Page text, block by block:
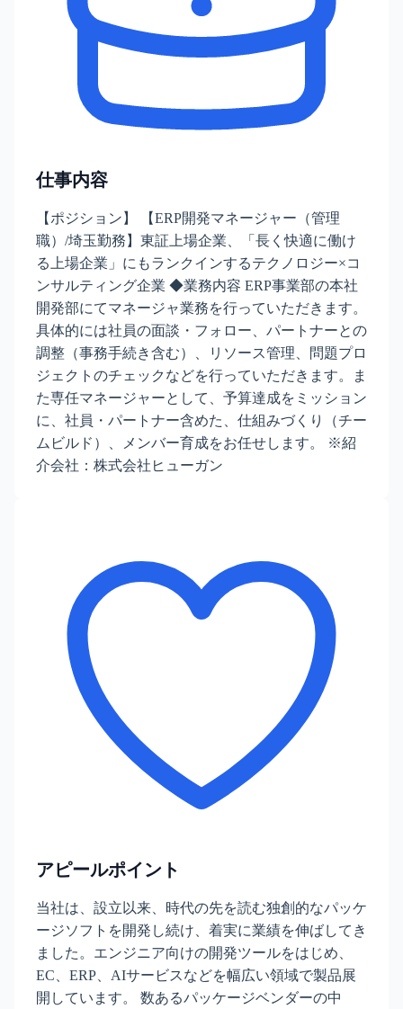
仕事内容
【ポジション】 【ERP開発マネージャー（管理
職）/埼玉勤務】東証上場企業、「長く快適に働け
る上場企業」にもランクインするテクノロジー×コ
ンサルティング企業 ◆業務内容 ERP事業部の本社
開発部にてマネージャ業務を行っていただきます。
具体的には社員の面談・フォロー、パートナーとの
調整（事務手続き含む）、リソース管理、問題プロ
ジェクトのチェックなどを行っていただきます。ま
た専任マネージャーとして、予算達成をミッション
に、社員・パートナー含めた、仕組みづくり（チー
ムビルド）、メンバー育成をお任せします。 ※紹
介会社：株式会社ヒューガン
アピールポイント
当社は、設立以来、時代の先を読む独創的なパッケ
ージソフトを開発し続け、着実に業績を伸ばしてき
ました。エンジニア向けの開発ツールをはじめ、
EC、ERP、AIサービスなどを幅広い領域で製品展
開しています。 数あるパッケージベンダーの中